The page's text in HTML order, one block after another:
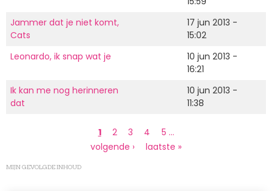
Jammer dat je niet komt,
Cats
17 jun 2013 -
15:02
Leonardo, ik snap wat je
10 jun 2013 -
16:21
Ik kan me nog herinneren
dat
10 jun 2013 -
11:38
Huidige
pagina
1 Page
2 Page
3 Page
4 Page
5 …
Volgende
volgende ›
Laatste
laatste »
MIJN GEVOLGDE INHOUD